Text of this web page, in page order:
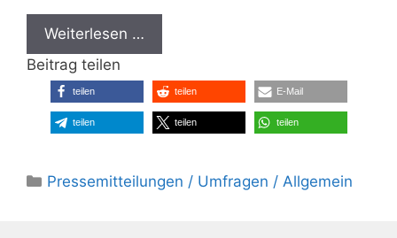
Weiterlesen …
Beitrag teilen
teilen teilen E-Mail
teilen teilen teilen
Kategorien
Pressemitteilungen / Umfragen / Allgemein